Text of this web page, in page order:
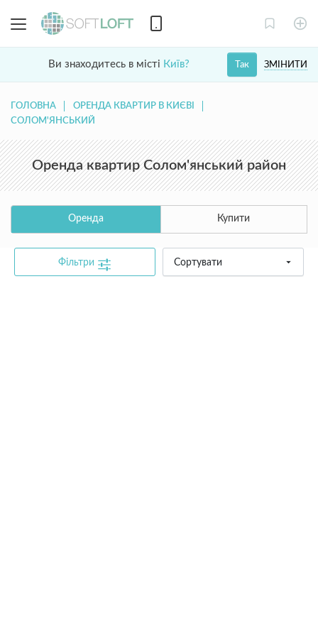
Ви знаходитесь в місті Київ? ЗМІНИТИ
Так
ГОЛОВНА
ОРЕНДА КВАРТИР В КИЄВІ
СОЛОМ'ЯНСЬКИЙ
Оренда квартир Солом'янський район
Оренда Купити
Фільтри Сортувати